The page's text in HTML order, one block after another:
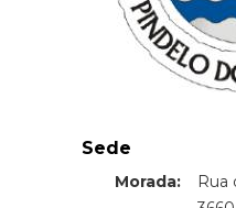
Sede
Morada:
Rua